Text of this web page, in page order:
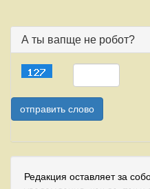
А ты вапще не робот?
Редакция оставляет за